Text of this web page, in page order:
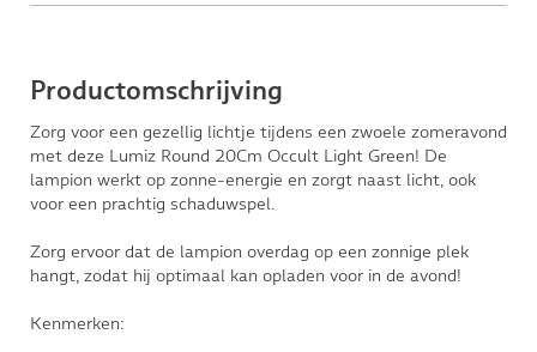
Productomschrijving
Zorg voor een gezellig lichtje tijdens een zwoele zomeravond
met deze Lumiz Round 20Cm Occult Light Green! De
lampion werkt op zonne-energie en zorgt naast licht, ook
voor een prachtig schaduwspel.
Zorg ervoor dat de lampion overdag op een zonnige plek
hangt, zodat hij optimaal kan opladen voor in de avond!
Kenmerken: